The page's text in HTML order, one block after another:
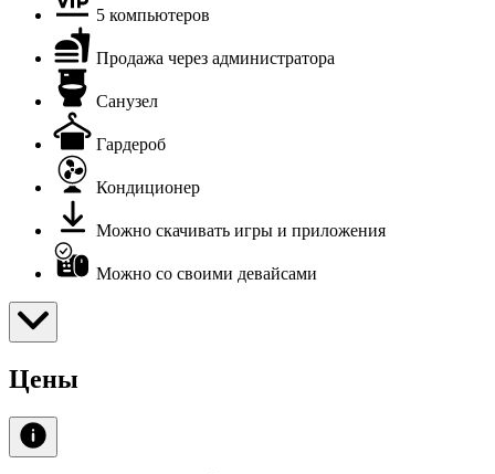
5 компьютеров
Продажа через администратора
Санузел
Гардероб
Кондиционер
Можно скачивать игры и приложения
Можно со своими девайсами
Цены